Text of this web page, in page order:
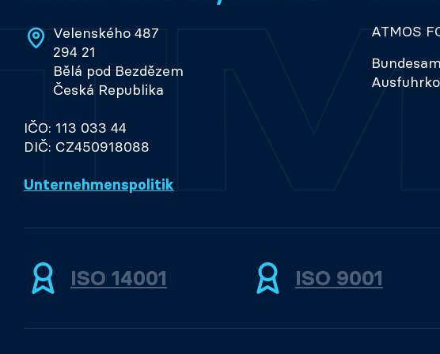
Velenského 487
294 21
Bělá pod Bezdězem
Česká Republika
IČO: 113 033 44
DIČ: CZ450918088
Unternehmenspolitik
ATMOS
ISO 14001 ISO 9001